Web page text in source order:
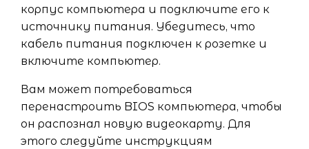
корпус компьютера и подключите его к
источнику питания. Убедитесь, что
кабель питания подключен к розетке и
включите компьютер.
Вам может потребоваться
перенастроить BIOS компьютера, чтобы
он распознал новую видеокарту. Для
этого следуйте инструкциям